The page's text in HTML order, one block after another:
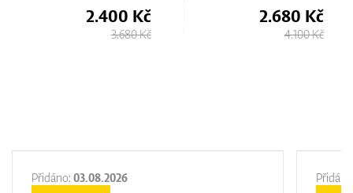
2.680 Kč 2.400
3.680
Přidáno: 03.08.2026